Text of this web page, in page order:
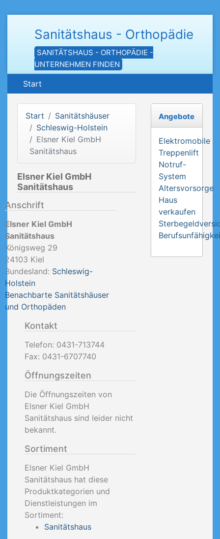
Sanitätshaus - Orthopädie
SANITÄTSHAUS - ORTHOPÄDIE -
UNTERNEHMEN FINDEN
Start
Start
Sanitätshäuser
Schleswig-Holstein
Elsner Kiel GmbH
Sanitätshaus
Elsner Kiel GmbH
Sanitätshaus
Anschrift
Elsner Kiel GmbH
Sanitätshaus
Königsweg 29
24103 Kiel
Bundesland: Schleswig-
Holstein
Benachbarte Sanitätshäuser
und Orthopäden
Kontakt
Telefon: 0431-713744
Fax: 0431-6707740
Öffnungszeiten
Die Öffnungszeiten von
Elsner Kiel GmbH
Sanitätshaus sind leider nicht
bekannt.
Sortiment
Elsner Kiel GmbH
Sanitätshaus hat diese
Produktkategorien und
Dienstleistungen im
Sortiment:
Sanitätshaus
Angebote
Elektromobile
Treppenlift
Notruf-
System
Altersvorsorge
Haus
verkaufen